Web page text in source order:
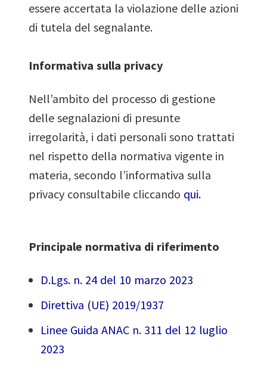
essere accertata la violazione delle azioni
di tutela del segnalante.
Informativa sulla privacy
Nell’ambito del processo di gestione
delle segnalazioni di presunte
irregolarità, i dati personali sono trattati
nel rispetto della normativa vigente in
materia, secondo l’informativa sulla
privacy consultabile cliccando qui.
Principale normativa di riferimento
D.Lgs. n. 24 del 10 marzo 2023
Direttiva (UE) 2019/1937
Linee Guida ANAC n. 311 del 12 luglio
2023